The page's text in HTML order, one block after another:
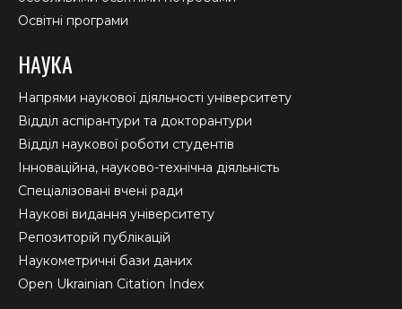
Освітні програми
НАУКА
Напрями наукової діяльності університету
Відділ аспірантури та докторантури
Відділ наукової роботи студентів
Інноваційна, науково-технічна діяльність
Спеціалізовані вчені ради
Наукові видання університету
Репозиторій публікацій
Наукометричні бази даних
Open Ukrainian Citation Index